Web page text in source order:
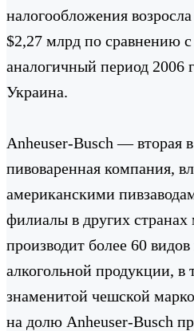
налогообложения
$2,27 млрд по сравнению
аналогичный период 2006
Украина.
Anheuser-Busch — вторая
пивоваренная компания,
американскими
филиалы в других
производит более 60
алкогольной продукции, в
знаменитой чешской
на долю Anheuser-Busch